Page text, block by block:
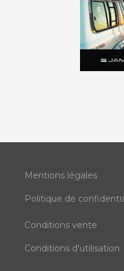
Mentions légales
Politique de
Conditions vente
Conditions d'utilisation